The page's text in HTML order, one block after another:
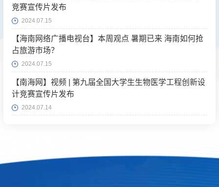
竞赛宣传片发布
2024.07.15
【海南网络广播电视台】本周观点 暑期已来 海南如何抢
占旅游市场？
2024.07.15
【南海网】视频 | 第九届全国大学生生物医学工程创新设
计竞赛宣传片发布
2024.07.14